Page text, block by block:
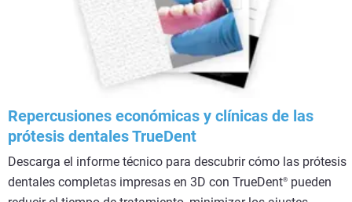
Repercusiones económicas y clínicas de las
prótesis dentales TrueDent
Descarga el informe técnico para descubrir cómo las prótesis
dentales completas impresas en 3D con TrueDent® pueden